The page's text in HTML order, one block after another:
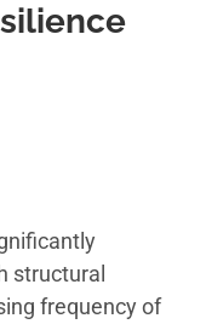
structural
frequency of